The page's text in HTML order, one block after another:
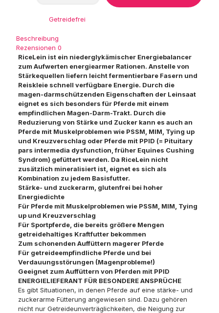
Getreidefrei
Beschreibung
Rezensionen 0
RiceLein ist ein niederglykämischer Energiebalancer
zum Aufwerten energiearmer Rationen. Anstelle von
Stärkequellen liefern leicht fermentierbare Fasern und
Reiskleie schnell verfügbare Energie. Durch die
magen-darmschützenden Eigenschaften der Leinsaat
eignet es sich besonders für Pferde mit einem
empfindlichen Magen-Darm-Trakt. Durch die
Reduzierung von Stärke und Zucker kann es auch an
Pferde mit Muskelproblemen wie PSSM, MIM, Tying up
und Kreuzverschlag oder Pferde mit PPID (= Pituitary
pars intermedia dysfunction, früher Equines Cushing
Syndrom) gefüttert werden. Da RiceLein nicht
zusätzlich mineralisiert ist, eignet es sich als
Kombination zu jedem Basisfutter.
Stärke- und zuckerarm, glutenfrei bei hoher
Energiedichte
Für Pferde mit Muskelproblemen wie PSSM, MIM, Tying
up und Kreuzverschlag
Für Sportpferde, die bereits größere Mengen
getreidehaltiges Kraftfutter bekommen
Zum schonenden Auffüttern magerer Pferde
Für getreideempfindliche Pferde und bei
Verdauungsstörungen (Magenprobleme!)
Geeignet zum Auffüttern von Pferden mit PPID
ENERGIELIEFERANT FÜR BESONDERE ANSPRÜCHE
Es gibt Situationen, in denen Pferde auf eine stärke- und
zuckerarme Fütterung angewiesen sind. Dazu gehören
nicht nur Getreideunverträglichkeiten, die Neigung zur